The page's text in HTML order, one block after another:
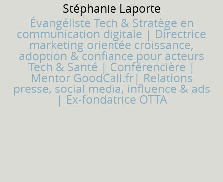
Stéphanie Laporte
Évangéliste Tech & Stratège en
communication digitale | Directrice
marketing orientée croissance,
adoption & confiance pour acteurs
Tech & Santé | Conférencière |
Mentor GoodCall.fr| Relations
presse, social media, influence & ads
| Ex-fondatrice OTTA